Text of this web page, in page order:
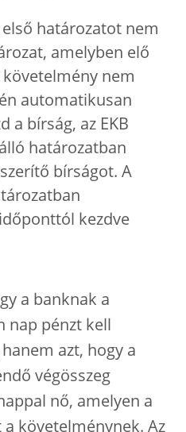
határozatot nem
amelyben elő
követelmény nem
automatikusan
a bírság, az EKB
határozatban
bírságot. A
kezdve
a banknak a
nap pénzt kell
azt, hogy a
végösszeg
nő, amelyen a
a követelménynek. Az